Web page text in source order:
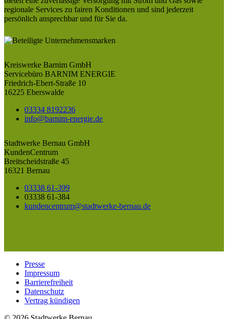
regionale Services zu fairen Konditionen und sind jederzeit
persönlich ansprechbar und für Sie da.
Kreiswerke Barnim GmbH
Servicebüro BARNIM ENERGIE
Friedrich-Ebert-Straße 10
16225 Eberswalde
03334 8192236
info@barnim-energie.de
Stadtwerke Bernau GmbH
KundenCentrum
Breitscheidstraße 45
16321 Bernau
03338 61-399
03338 61-384
kundencentrum@stadtwerke-bernau.de
Presse
Impressum
Barrierefreiheit
Datenschutz
Vertrag kündigen